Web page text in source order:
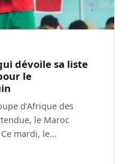
dévoile sa liste
le
d’Afrique des
le Maroc
mardi, le…